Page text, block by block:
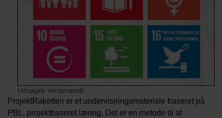
Udvalgte Verdensmål.
ProjektRaketten er et undervisningsmateriale baseret på
PBL, projektbaseret læring. Det er en metode til at